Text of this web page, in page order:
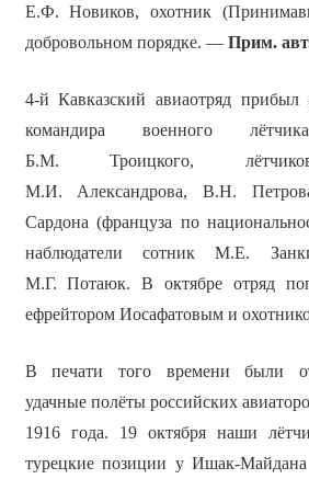
Е.Ф. Новиков, охотник
добровольном порядке. — Прим.
4-й Кавказский авиаотряд
командира военного
Б.М. Троицкого,
М.И. Александрова, В.Н.
Сардона (француза по
наблюдатели сотник М.Е.
М.Г. Потаюк. В октябре отряд
ефрейтором Иосафатовым и
В печати того времени были
удачные полёты российских
1916 года. 19 октября наши
турецкие позиции у Ишак-Майдана